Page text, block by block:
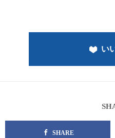
い
SHARE